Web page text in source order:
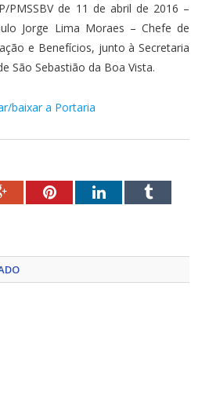
PMSSBV de 11 de abril de 2016 –
Jorge Lima Moraes – Chefe de
e Benefícios, junto à Secretaria
São Sebastião da Boa Vista.
baixar a Portaria
Google+PinterestLinkedInTumblr